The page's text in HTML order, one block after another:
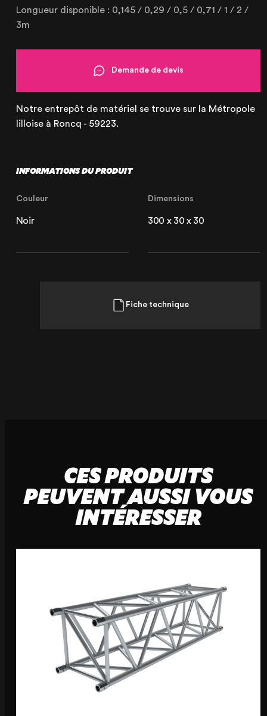
NOTRE ENTREPRISE
NOS RÉALISATIONS
NOS PRODUITS À LOUER
NOS PRODUITS À VENDRE
CERTIFIÉE ISO 20121
Longueur disponible : 0,145 / 0,29 / 0,5 / 0,71 / 1 / 2 /
3m
Demande de devis
Notre entrepôt de matériel se trouve sur la Métropole
lilloise à Roncq - 59223.
INFORMATIONS DU PRODUIT
Couleur
Noir
Dimensions
300 x 30 x 30
Fiche technique
CES PRODUITS
PEUVENT AUSSI VOUS
INTÉRESSER